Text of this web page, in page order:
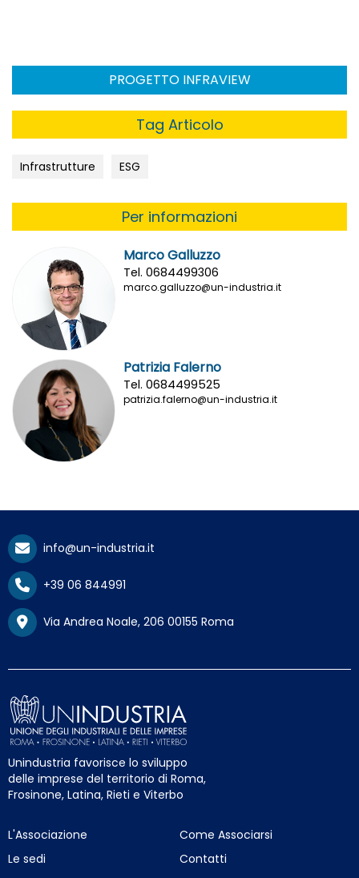
PROGETTO INFRAVIEW
Tag Articolo
Infrastrutture ESG
Per informazioni
Marco Galluzzo
Tel. 0684499306
marco.galluzzo@un-industria.it
Patrizia Falerno
Tel. 0684499525
patrizia.falerno@un-industria.it
info@un-industria.it
+39 06 844991
Via Andrea Noale, 206 00155 Roma
Unindustria favorisce lo sviluppo
delle imprese del territorio di Roma,
Frosinone, Latina, Rieti e Viterbo
L'Associazione
Le sedi
Come Associarsi
Contatti